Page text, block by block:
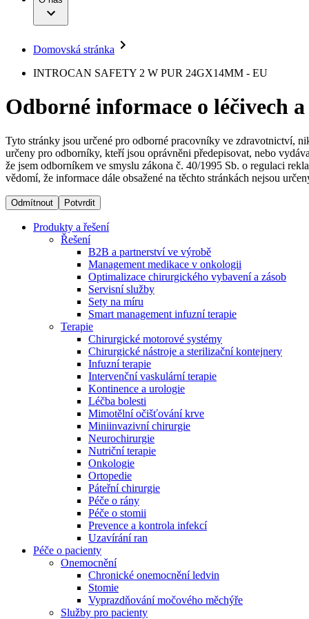
Léčba bolesti
Mimotělní očišťování krve
Neurochirurgie
Onkologie
Ortopedie
Péče o rány
Péče o stomii
Prevence a kontrola infekcí
Uzavírání ran
Terapie
Onemocnění
B. Braun Avitum
Vaše příležitost​
Nabídky pracovních míst
Objevte své kariérní příležitosti ​v B. Braun. Vyhledejte náš trh
Média
Tiskové zprávy
Kontakt
Registrace k odběru newsletteru
Společnost
Odpovědnost
Domovská stránka
INTROCAN SAFETY 2 W PUR 24GX14MM - EU
Odborné informace o léčivech
Tyto stránky jsou určené pro odborné pracovníky ve zdravotnictví,
určeny pro odborníky, kteří jsou oprávněni předepisovat, nebo
že jsem odborníkem ve smyslu zákona č. 40/1995 Sb. o regulaci
vědomí, že informace dále obsažené na těchto stránkách nejsou
Odmítnout Potvrdit
Produkty a řešení
Řešení
B2B a partnerství ve výrobě
Management medikace v onkologii
Optimalizace chirurgického vybavení a zásob
Servisní služby
Sety na míru
Smart management infuzní terapie​
Terapie
Chirurgické motorové systémy
Chirurgické nástroje a sterilizační kontejnery
Infuzní terapie
Intervenční vaskulární terapie
Kontinence a urologie
Léčba bolesti
Mimotělní očišťování krve
Miniinvazivní chirurgie
Neurochirurgie
Nutriční terapie
Onkologie
Ortopedie
Páteřní chirurgie
Péče o rány
Péče o stomii
Prevence a kontrola infekcí
Uzavírání ran
Péče o pacienty
Onemocnění
Chronické onemocnění ledvin
Stomie
Vyprazdňování močového měchýře
Služby pro pacienty